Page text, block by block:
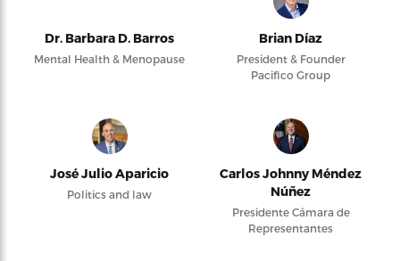
Dr. Barbara D. Barros
Mental Health & Menopause
Brian Díaz
President & Founder
Pacifico Group
José Julio Aparicio
Politics and law
Carlos Johnny Méndez
Núñez
Presidente Cámara de
Representantes